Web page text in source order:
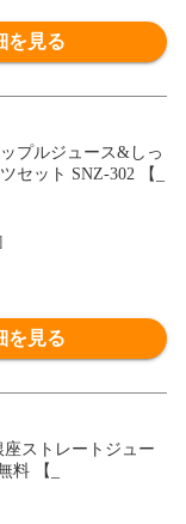
を見る
プルジュース&しっ
セット SNZ-302 【_
を見る
ストレートジュー
料 【_